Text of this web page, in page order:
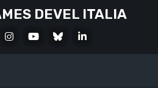
DEVEL ITALIA
InstagramYoutubeBlueskyLinkedIn